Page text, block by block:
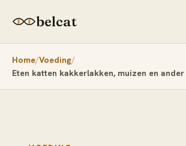
belcat
Home Voeding
Eten katten kakkerlakken, muizen en